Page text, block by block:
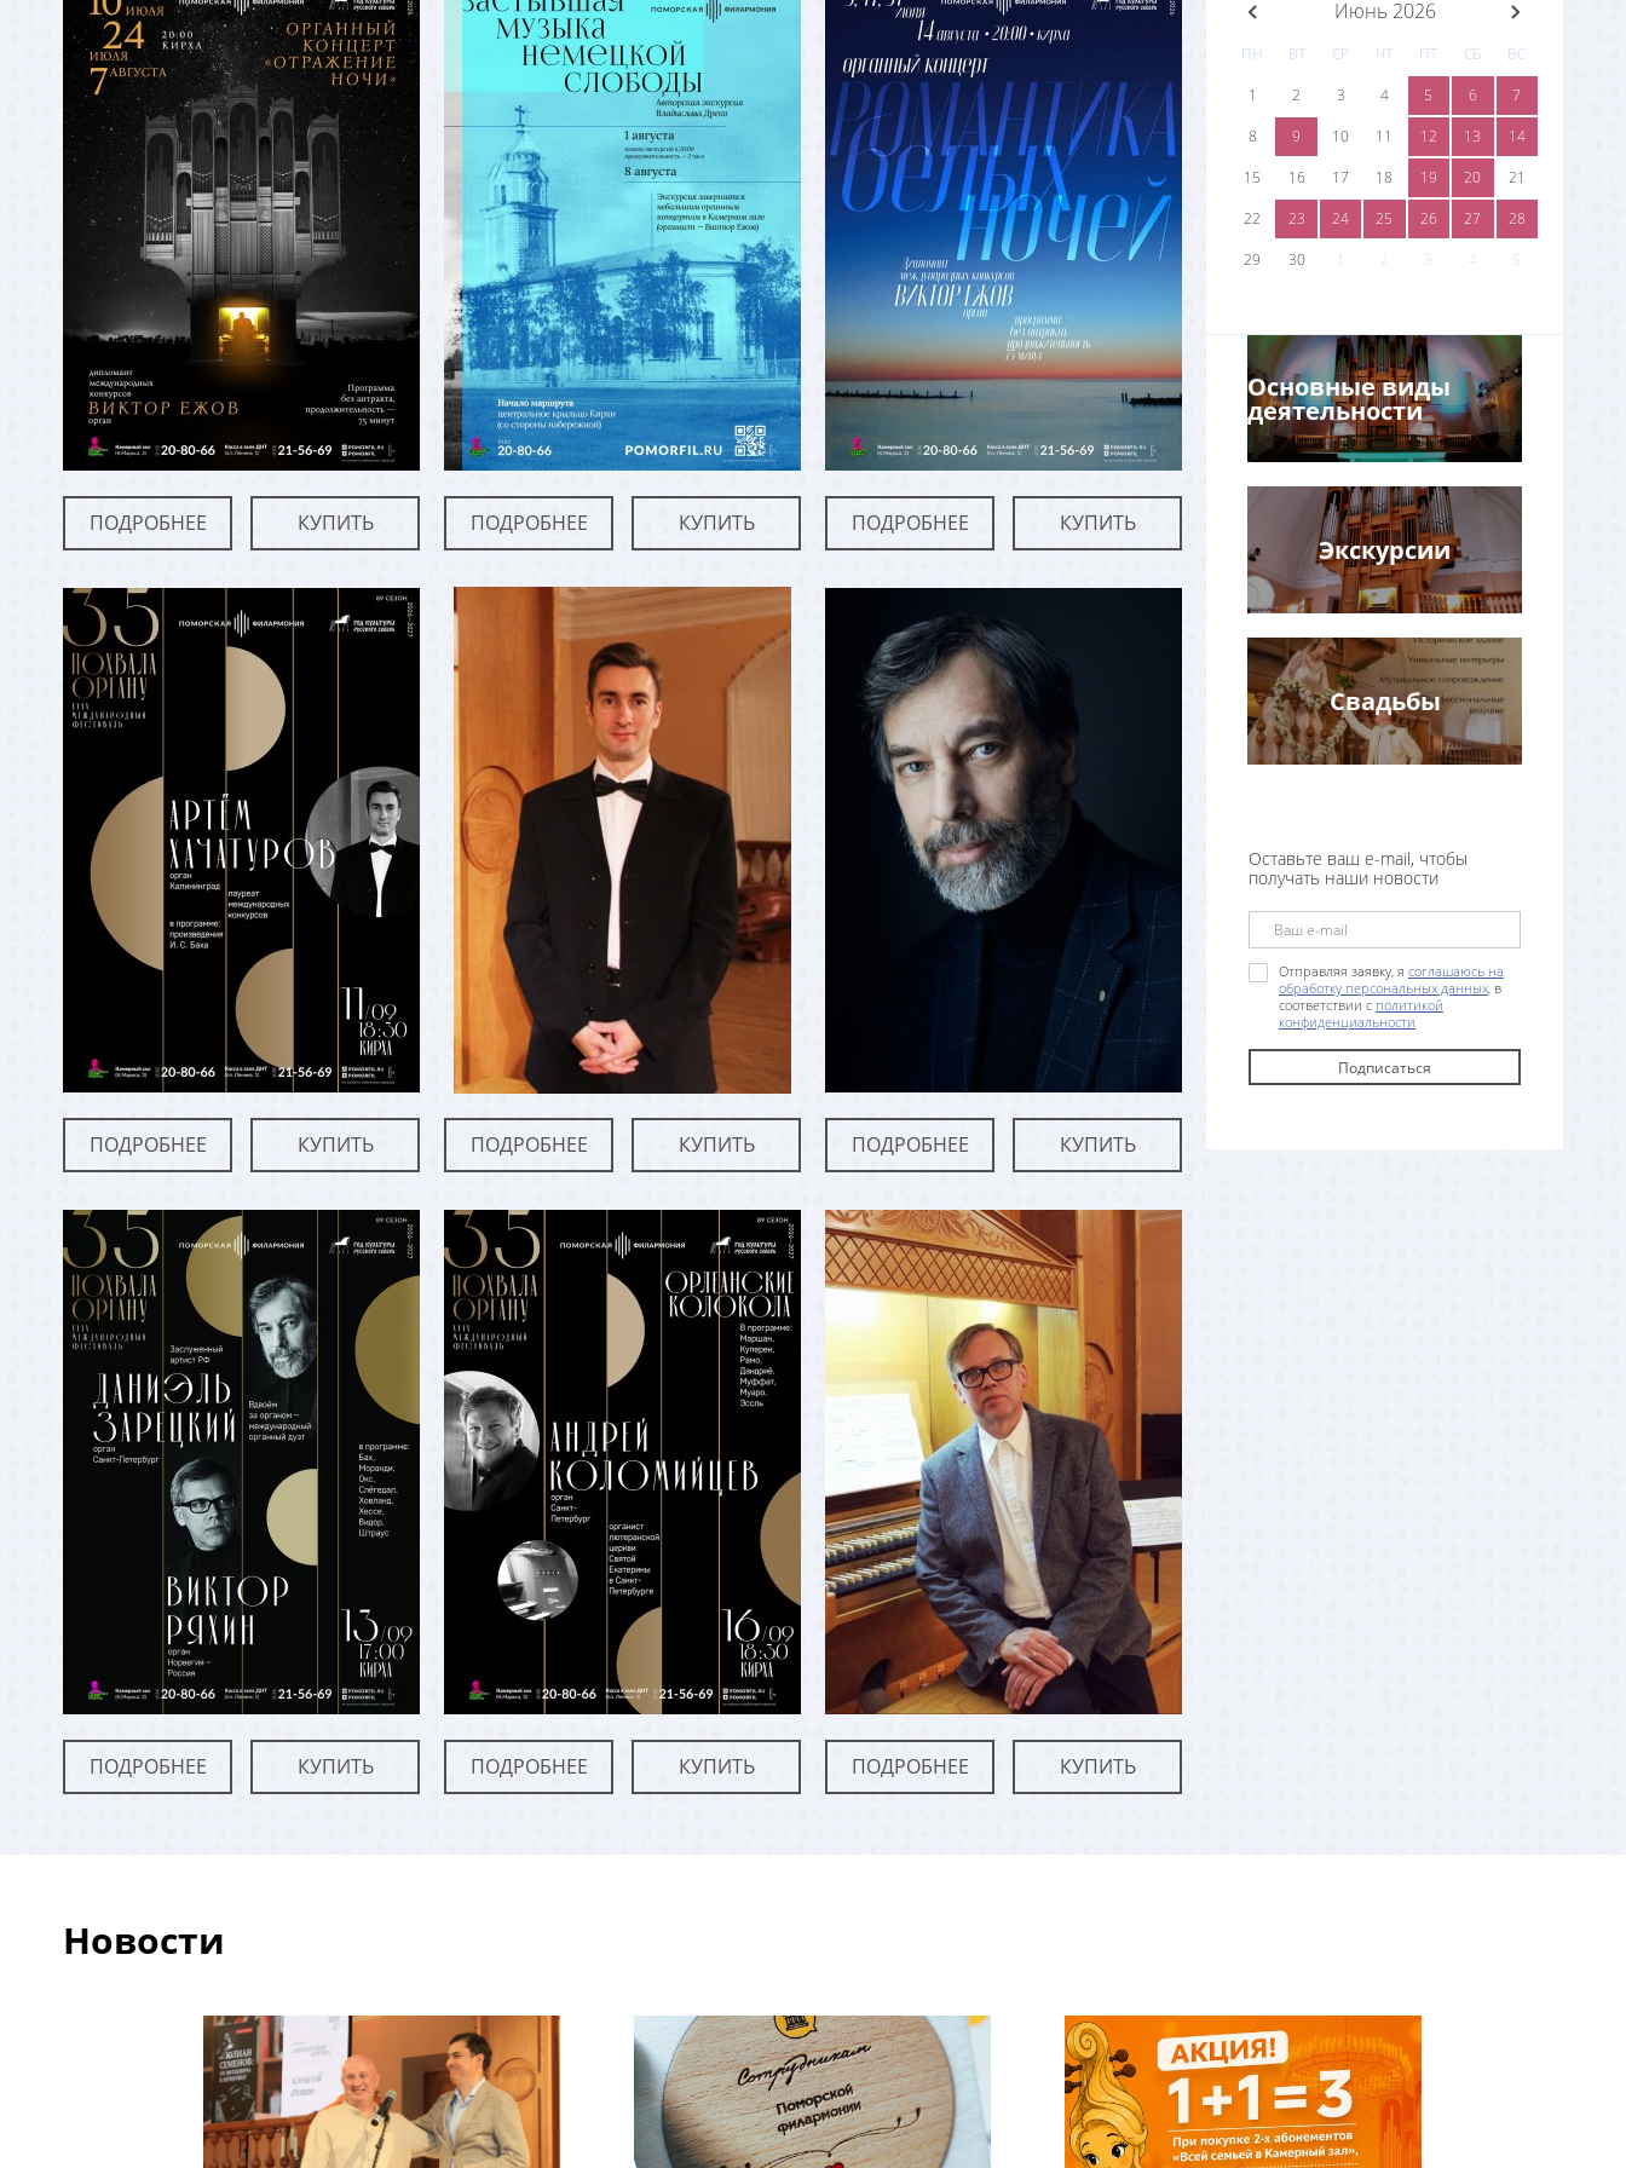
ПОДРОБНЕЕ КУПИТЬ ПОДРОБНЕЕ КУПИТЬ ПОДРОБНЕЕ КУПИТЬ
ПОДРОБНЕЕ КУПИТЬ ПОДРОБНЕЕ КУПИТЬ ПОДРОБНЕЕ КУПИТЬ
ПОДРОБНЕЕ КУПИТЬ ПОДРОБНЕЕ КУПИТЬ ПОДРОБНЕЕ КУПИТЬ
Июнь 2026
ПН ВТ СР ЧТ ПТ СБ
ВС
1
2 3 4 5 6
7
8
9 10 11 12 13
14
15
16 17 18 19 20
21
22
23 24 25 26 27
28
29
30 1 2 4
Основные виды
деятельности
Экскурсии
Свадьбы
Оставьте ваш e-mail, чтобы
получать наши новости
Отправляя заявку, я соглашаюсь на
обработку персональных данных, в
соответствии с политикой
конфиденциальности
Новости